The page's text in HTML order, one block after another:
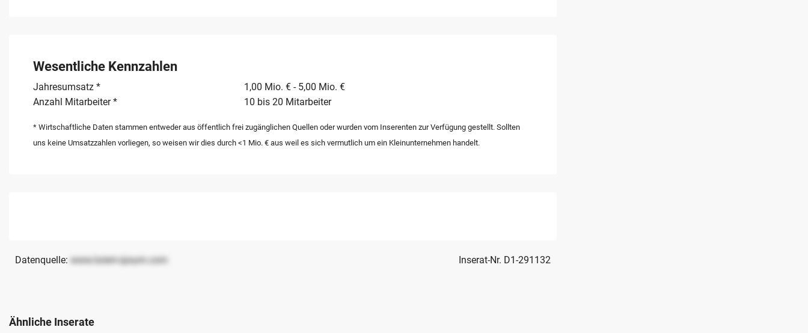
Wesentliche Kennzahlen
Jahresumsatz *
1,00 Mio. € - 5,00 Mio. €
Anzahl Mitarbeiter *
10 bis 20 Mitarbeiter
* Wirtschaftliche Daten stammen entweder aus öffentlich frei zugänglichen Quellen oder wurden vom Inserenten zur Verfügung gestellt. Sollten
uns keine Umsatzzahlen vorliegen, so weisen wir dies durch <1 Mio. € aus weil es sich vermutlich um ein Kleinunternehmen handelt.
Datenquelle: www.lorem-ipsum.com Inserat-Nr. D1-291132
Ähnliche Inserate